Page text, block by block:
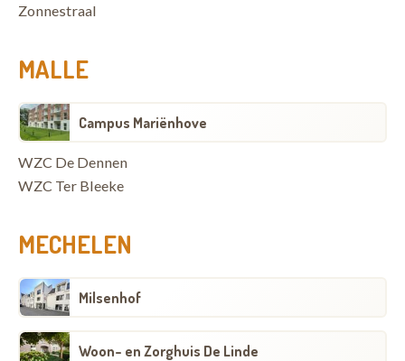
Zonnestraal
MALLE
Campus Mariënhove
WZC De Dennen
WZC Ter Bleeke
MECHELEN
Milsenhof
Woon- en Zorghuis De Linde